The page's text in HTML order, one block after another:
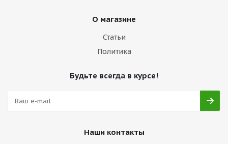
О магазине
Статьи
Политика
Будьте всегда в курсе!
Наши контакты